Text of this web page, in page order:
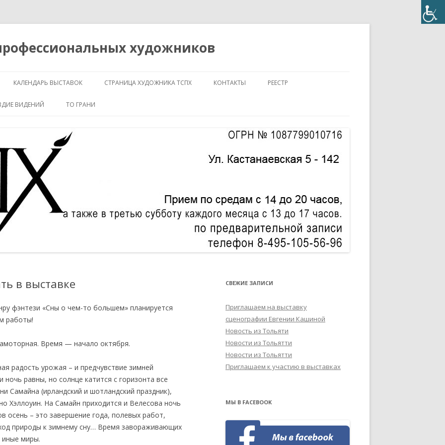
художников
к
содержимому
КАЛЕНДАРЬ ВЫСТАВОК СТРАНИЦА ХУДОЖНИКА ТСПХ КОНТАКТЫ РЕЕСТР
АККРЕДИТОВАННЫЙ ЭКСПЕРТ
ВИДЕНИЙ ТО ГРАНИ
в выставке
фэнтези «Сны о чем-то большем» планируется
работы!
Время — начало октября.
радость урожая – и предчувствие зимней
ночь равны, но солнце катится с горизонта все
Самайна (ирландский и шотландский праздник),
Хэллоуин. На Самайн приходится и Велесова ночь
осень – это завершение года, полевых работ,
природы к зимнему сну… Время завораживающих
иные миры.
СВЕЖИЕ ЗАПИСИ
Приглашаем на выставку
сценографии Евгении Кашиной
Новость из Тольяти
Новости из Тольятти
Новости из Тольятти
Приглашаем к участию в выставках
МЫ В FACEBOOK